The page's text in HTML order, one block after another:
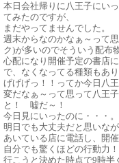
本日会社帰りに八王子にい
てみたのですが、
まだやってませんでした。
週末からなのかなぁ～って
ク)が多いのでそういう配布
心配になり開催予定の書店
で、なくなってる種類もあ
げげげっ！！ってか今日八
変だなぁ～って思って八王
と！ 嘘だ～！
今日見にいったのに・・・。
明日でも大丈夫だと思いな
あいている店に電話し、開
自分でも驚くほどの行動力
行こうと決めた時点で9時